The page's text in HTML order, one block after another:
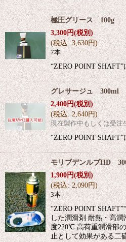
極圧グリース 100g
3,300円(税別)
(税込: 3,630円)
7本
“ZERO POINT
グレサージュ 300ml
2,400円(税別)
(税込: 2,640円)
現在製作中もしくは受注
“ZERO POINT
モリブデンルブHD
1,900円(税別)
(税込: 2,090円)
3本
“ZERO POINT
した潤滑剤 耐熱・高
度220℃ 高荷重潤滑部
止として効果がある二